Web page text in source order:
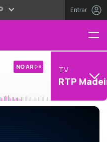
Entrar
NO AR TV
RTP